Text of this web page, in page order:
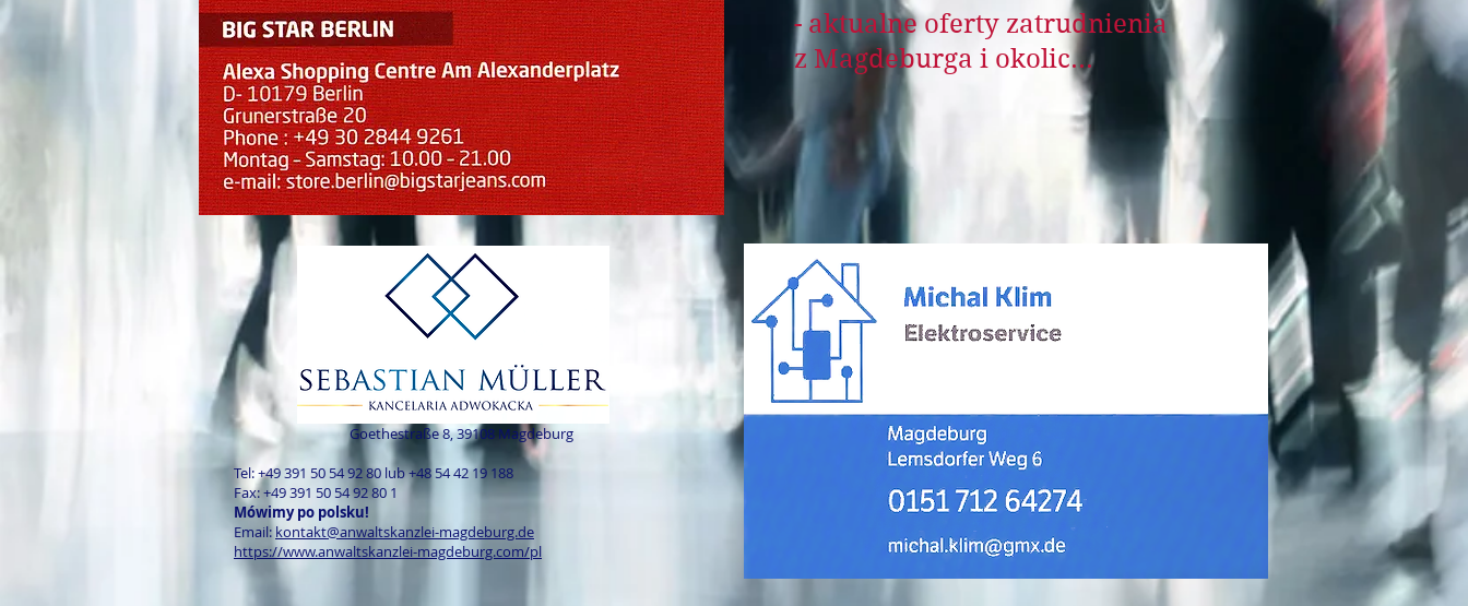
- aktualne oferty zatrudnienia
z Magdeburga i okolic...
Goethestraße 8, 39108 Magdeburg
Tel: +49 391 50 54 92 80 lub +48 54 42 19 188
Fax: +49 391 50 54 92 80 1
Mówimy po polsku!
Email: kontakt@anwaltskanzlei-magdeburg.de
https://www.anwaltskanzlei-magdeburg.com/pl​